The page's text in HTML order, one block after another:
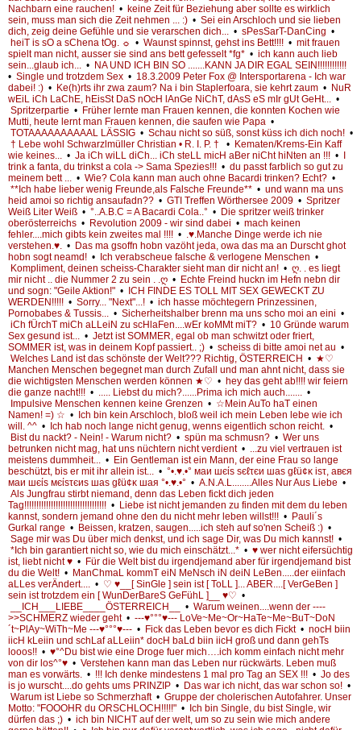
Nachbarn eine rauchen! • keine Zeit für Beziehung aber sollte es wirklich
sein, muss man sich die Zeit nehmen ... :) • Sei ein Arschloch und sie lieben
dich, zeig deine Gefühle und sie verarschen dich... • sPesSarT-DanCing •
heiT is sO a sChena tOg. ☼ • Waunst spinnst, gehst ins Bett!!!! • mit frauen
spielt man nicht, ausser sie sind ans bett gefesselt *fg* • ich kann auch lieb
sein...glaub ich... • NA UND ICH BIN SO .......KANN JA DIR EGAL SEIN!!!!!!!!!!!!
• Single und trotzdem Sex • 18.3.2009 Peter Fox @ Intersportarena - Ich war
dabei! :) • Ke(h)rts ihr zwa zaum? Na i bin Staplerfoara, sie kehrt zaum • NuR
wEiL iCh LaChE, hEisSt DaS nOcH lAnGe NiChT, dAsS eS mIr gUt GeHt... •
Spritzerpartie • Früher lernte man Frauen kennen, die konnten Kochen wie
Mutti, heute lernt man Frauen kennen, die saufen wie Papa •
TOTAAAAAAAAAAL LÄSSIG • Schau nicht so süß, sonst küss ich dich noch! •
† Lebe wohl Schwarzlmüller Christian • R. I. P. †
• Kematen/Krems-Ein Kaff
wie keines... • Ja iCh wiLL diCh... iCh steLL micH aBer niCht hiNten an !!! •
trink a fanta, du trinkst a cola -> Sama Spezies!!! • du passt farblich so gut zu
meinem bett ... • Wie? Cola kann man auch ohne Bacardi trinken? Echt? •
**Ich habe lieber wenig Freunde,als Falsche Freunde** • und wann ma uns
heid amoi so richtig ansaufadn?? • GTI Treffen Wörthersee 2009 • Spritzer
Weiß Liter Weiß • °..A.B.C = A Bacardi Cola..° • Die spritzer weiß trinker
oberösterreichs • Revolution 2009 - wir sind dabei • mach keinen
fehler....mich gibts kein zweites mal !!!! • .♥.Manche Dinge werde ich nie
verstehen.♥. • Das ma gsoffn hobn vazöht jeda, owa das ma an Durscht ghot
hobn sogt neamd! • Ich verabscheue falsche & verlogene Menschen •
Kompliment, deinen scheiss-Charakter sieht man dir nicht an! • ღ. . es liegt
mir nicht .. die Nummer 2 zu sein . .ღ • Echte Freind huckn im Hefn nebn dir
und sogn: "Geile Aktion!" •
ICH FINDE ES TOLL MIT SEX GEWECKT ZU
WERDEN!!!!! • Sorry... "Next"...! • ich hasse möchtegern Prinzessinen,
Pornobabes & Tussis... • Sicherheitshalber brenn ma uns scho moi an eini •
iCh fÜrchT miCh aLLeiN zu scHlaFen....wEr koMMt miT? • 10 Gründe warum
Sex gesund ist... • Jetzt ist SOMMER, egal ob man schwitzt oder friert,
SOMMER ist, was in deinem Kopf passiert.. ;) • scheiss di bitte amoi net au •
Welches Land ist das schönste der Welt??? Richtig, ÖSTERREICH • ★♡
Manchen Menschen begegnet man durch Zufall und man ahnt nicht, dass sie
die wichtigsten Menschen werden können ★♡ • hey das geht ab!!!! wir feiern
die ganze nacht!!! • ..... Liebst du mich?......Prima ich mich auch....... •
Impulsive Menschen kennen keine Grenzen • ☆Mein AuTo haT einen
Namen! =) ☆ •
Ich bin kein Arschloch, bloß weil ich mein Leben lebe wie ich
will. ^^ • Ich hab noch lange nicht genug, wenns eigentlich schon reicht. •
Bist du nackt? - Nein! - Warum nicht? • spün ma schmusn? • Wer uns
betrunken nicht mag, hat uns nüchtern nicht verdient • ...zu viel vertrauen ist
meistens dummheit... • Ein Gentleman ist ein Mann, der eine Frau so lange
beschützt, bis er mit ihr allein ist... • °•.♥.•° мaи шєίs sєℓτєи шas gℓü¢κ isτ, aвєя
мaи шєίs мєίsτєиs шas gℓü¢κ шaя °•.♥.•° • A.N.A.L........Alles Nur Aus Liebe •
Als Jungfrau stirbt niemand, denn das Leben fickt dich jeden
Tag!!!!!!!!!!!!!!!!!!!!!!!!!!!!!!!!!! • Liebe ist nicht jemanden zu finden mit dem du leben
kannst, sondern jemand ohne den du nicht mehr leben willst!!! • Pauli´s
Gurkal range • Beissen, kratzen, saugen.....ich steh auf so'nen Scheiß :) •
Sage mir was Du über mich denkst, und ich sage Dir, was Du mich kannst! •
*Ich bin garantiert nicht so, wie du mich einschätzt...* • ♥ wer nicht eifersüchtig
ist, liebt nicht ♥ • Für die Welt bist du irgendjemand aber für irgendjemand bist
du die Welt! • ManChmaL kommT eiN MeNsch iN deiN LeBen.....der eiinfach
aLLes verÄndert.... • ♡ ♥__[ SinGle ] sein ist [ ToLL ]... ABER....[ VerGeBen ]
sein ist trotzdem ein [ WunDerBareS GeFühL ]__ ♥♡ •
__ICH___LIEBE____ÖSTERREICH__
• Warum weinen....wenn der ----
>>SCHMERZ wieder geht • ---♥°°°♥--- LoVe~Me~Or~HaTe~Me~BuT~DoN
´t~PlAy~WiTh~Me ---♥°°°♥--- • Fick das Leben bevor es dich Fickt • nocH biin
iicH kLeiin und schLaf aLLeiin* docH baLd biin iicH groß und dann gehTs
looos!! • ♥°^Du bist wie eine Droge fuer mich….ich komm einfach nicht mehr
von dir los^°♥ • Verstehen kann man das Leben nur rückwärts. Leben muß
man es vorwärts. • !!! Ich denke mindestens 1 mal pro Tag an SEX !!! • Jo des
is jo wurscht....do gehts ums PRINZIP • Das war ich nicht, das war schon so! •
Warum ist Liebe so Schmerzhaft • Gruppe der cholerischen Autofahrer. Unser
Motto: "FOOOHR du ORSCHLOCH!!!!!" •
Ich bin Single, du bist Single, wir
dürfen das ;) • ich bin NICHT auf der welt, um so zu sein wie mich andere